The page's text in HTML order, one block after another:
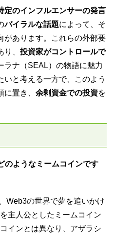
定のインフルエンサーの発言
バイラルな話題によって、そ
があります。これらの外部要
、 投資家がコントロールで
ラナ（SEAL）の物語に魅力
いと考える一方で、このよう
に置き、 余剰資金での投資を
のようなミームコインです
Web3の世界で夢を追いかけ
主人公としたミームコイン
インとは異なり、アザラシ